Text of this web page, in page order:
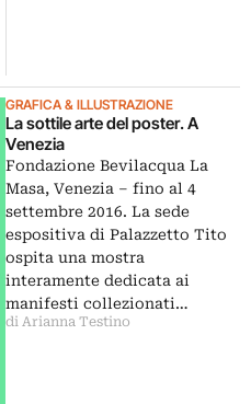
GRAFICA & ILLUSTRAZIONE
La sottile arte del poster. A
Venezia
Fondazione Bevilacqua La
Masa, Venezia – fino al 4
settembre 2016. La sede
espositiva di Palazzetto Tito
ospita una mostra
interamente dedicata ai
manifesti collezionati…
di Arianna Testino